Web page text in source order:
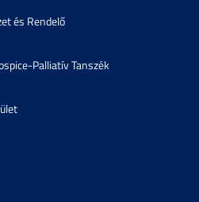
és Rendelő
Palliatív Tanszék